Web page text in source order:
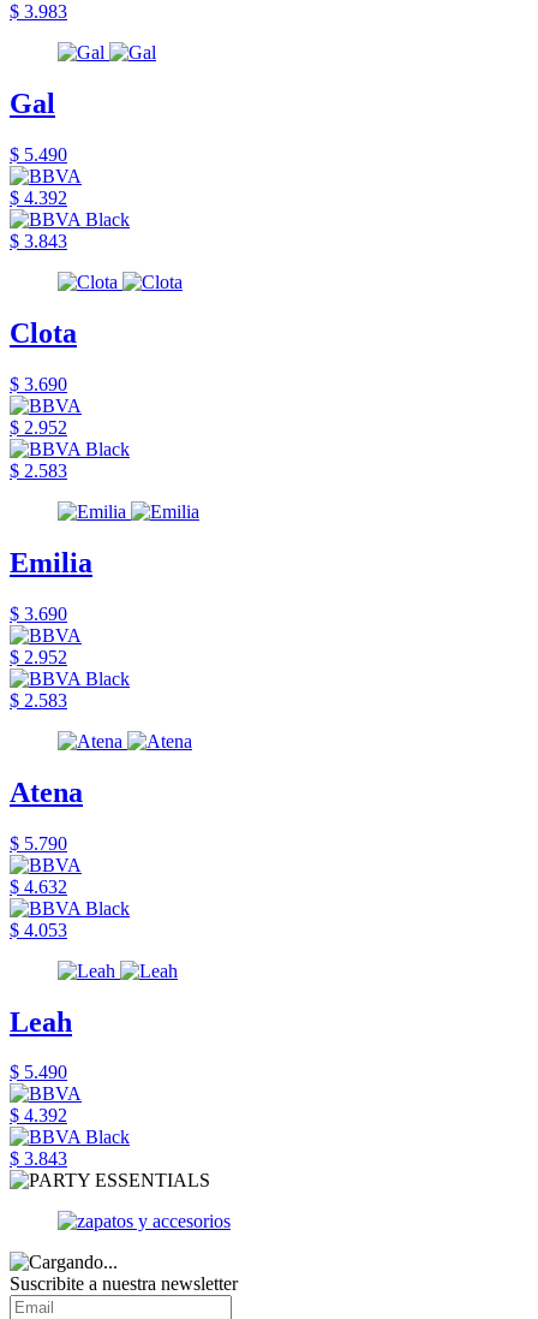
$ 3.983
Gal
$ 5.490
$ 4.392
$ 3.843
Clota
$ 3.690
$ 2.952
$ 2.583
Emilia
$ 3.690
$ 2.952
$ 2.583
Atena
$ 5.790
$ 4.632
$ 4.053
Leah
$ 5.490
$ 4.392
$ 3.843
Suscribite a nuestra newsletter